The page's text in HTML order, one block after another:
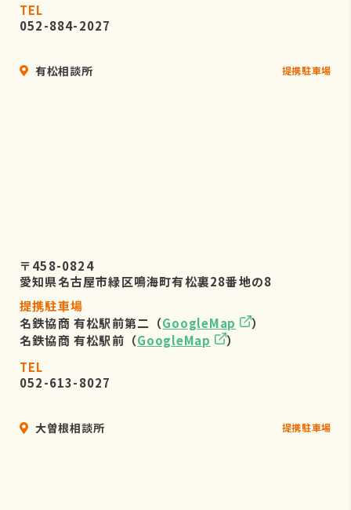
TEL
052-884-2027
有松相談所 提携駐車場
〒458-0824
愛知県名古屋市緑区鳴海町有松裏28番地の8
提携駐車場
名鉄協商 有松駅前第二（GoogleMap
）
名鉄協商 有松駅前（GoogleMap
）
TEL
052-613-8027
大曽根相談所 提携駐車場